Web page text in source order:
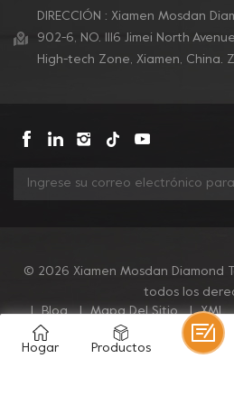
DIRECCIÓN : Xiamen Mosdan
902-6, NO. 1116 Jimei North
High-tech Zone, Xiamen, China.
© 2026 Xiamen Mosdan Diamond
todos los
|
Blog | Mapa Del Sitio | XML
Hogar Productos